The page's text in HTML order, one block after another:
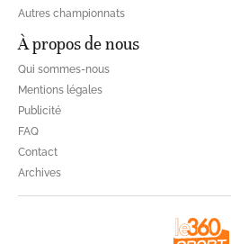
Autres championnats
À propos de nous
Qui sommes-nous
Mentions légales
Publicité
FAQ
Contact
Archives